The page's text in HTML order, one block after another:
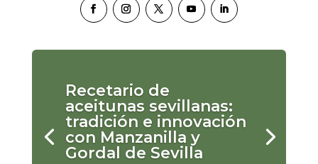
Recetario de
aceitunas sevillanas:
tradición e innovación
con Manzanilla y
Gordal de Sevilla